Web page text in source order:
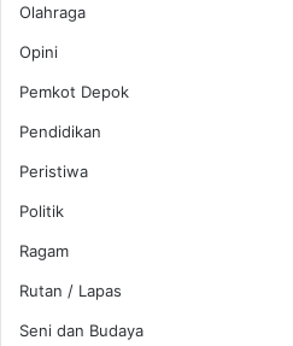
Olahraga
Opini
Pemkot Depok
Pendidikan
Peristiwa
Politik
Ragam
Rutan / Lapas
Seni dan Budaya